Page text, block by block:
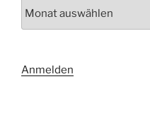
Anmelden